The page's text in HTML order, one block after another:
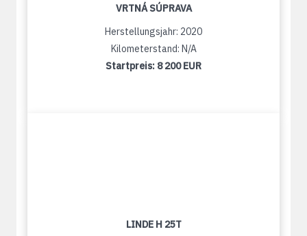
VRTNÁ SÚPRAVA
Herstellungsjahr: 2020
Kilometerstand: N/A
Startpreis: 8 200 EUR
LINDE H 25T